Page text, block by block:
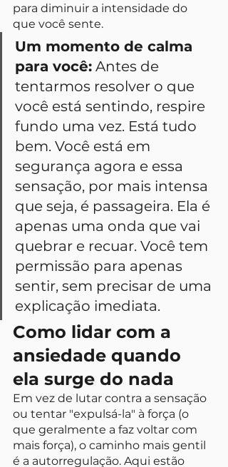
para diminuir a intensidade do
que você sente.
Um momento de calma
para você: Antes de
tentarmos resolver o que
você está sentindo, respire
fundo uma vez. Está tudo
bem. Você está em
segurança agora e essa
sensação, por mais intensa
que seja, é passageira. Ela é
apenas uma onda que vai
quebrar e recuar. Você tem
permissão para apenas
sentir, sem precisar de uma
explicação imediata.
Como lidar com a
ansiedade quando
ela surge do nada
Em vez de lutar contra a sensação
ou tentar "expulsá-la" à força (o
que geralmente a faz voltar com
mais força), o caminho mais gentil
é a autorregulação. Aqui estão